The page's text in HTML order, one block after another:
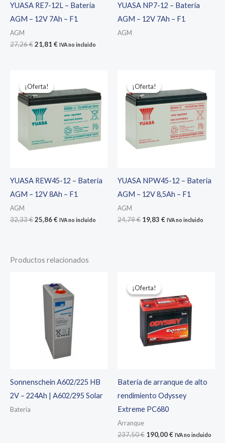
YUASA RE7-12L – Batería
AGM – 12V 7Ah – F1
AGM
27,26€El
21,81 €ElIVA no incluido
YUASA NP7-12 – Batería
AGM – 12V 7Ah – F1
AGM
¡Oferta!
¡Oferta!
YUASA REW45-12 – Batería
AGM – 12V 8Ah – F1
AGM
32,33€El
25,86€ElIVA no incluido
¡Oferta!
¡Oferta!
YUASA NPW45-12 – Batería
AGM – 12V 8,5Ah – F1
AGM
24,79€ El
19,83 €ElIVA no incluido
Productos relacionados
Sonnenschein A602/225 HB
2V – 224Ah | A602/295 Solar
Batería
¡Oferta!
¡Oferta!
Batería de arranque de alto
rendimiento Odyssey
Extreme PC680
Arranque
237,50€ El
190,00€ElIVA no incluido